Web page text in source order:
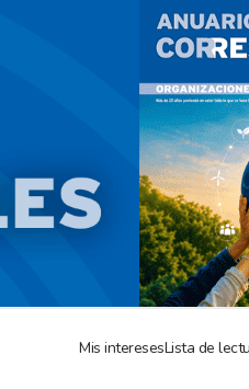
Mis interesesLista de